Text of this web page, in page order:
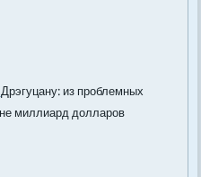
Дрэгуцану: из проблемных
миллиард долларов